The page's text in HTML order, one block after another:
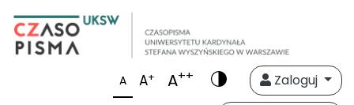
A A+ A++
Zaloguj